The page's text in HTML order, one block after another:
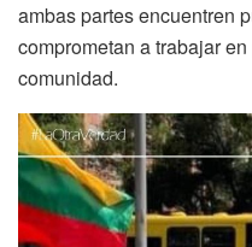
ambas partes encuentren
comprometan a trabajar
comunidad.